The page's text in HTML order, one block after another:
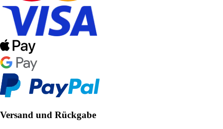
Versand und Rückgabe